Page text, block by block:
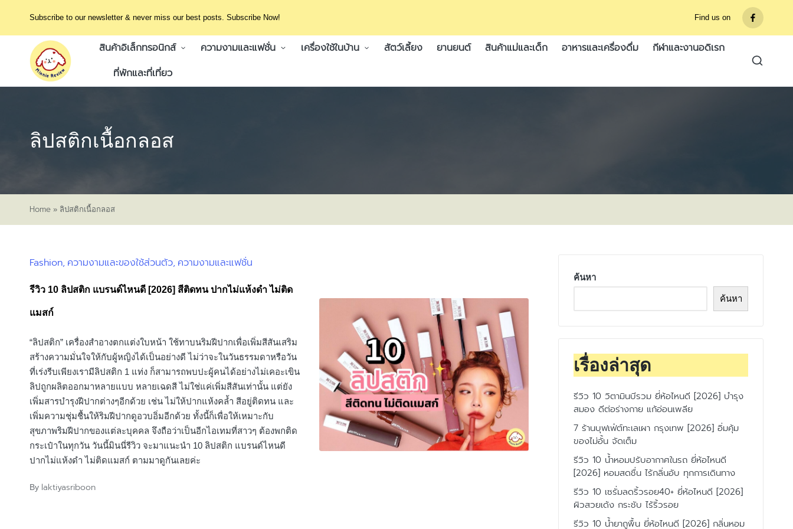
Subscribe to our newsletter & never miss our best posts. Subscribe Now! Find us on
รายการ
เมนู
สินค้าอิเล็กทรอนิกส์ ความงามและแฟชั่น เครื่องใช้ในบ้าน สัตว์เลี้ยง ยานยนต์ สินค้าแม่และเด็ก อาหารและเครื่องดื่ม
กีฬาและงานอดิเรก
ที่พักและที่เที่ยว
ลิปสติกเนื้อกลอส
Home » ลิปสติกเนื้อกลอส
Posted
Fashion ความงามและของใช้ส่วนตัว ความงามและแฟชั่น
รีวิว 10 ลิปสติก แบรนด์ไหนดี [2026] สีติดทน ปากไม่แห้งดำ ไม่ติด
แมสก์
“ลิปสติก” เครื่องสำอางตกแต่งใบหน้า ใช้ทาบนริมฝีปากเพื่อเพิ่มสีสันเสริม
สร้างความมั่นใจให้กับผู้หญิงได้เป็นอย่างดี ไม่ว่าจะในวันธรรมดาหรือวัน
ที่เร่งรีบเพียงเรามีลิปสติก 1 แท่ง ก็สามารถพบปะผู้คนได้อย่างไม่เคอะเขิน
ลิปถูกผลิตออกมาหลายแบบ หลายเฉดสี ไม่ใช่แค่เพิ่มสีสันเท่านั้น แต่ยัง
เพิ่มสารบำรุงฝีปากต่างๆอีกด้วย เช่น ไม่ให้ปากแห้งคล้ำ สีอยู่ติดทน และ
เพิ่มความชุ่มชื้นให้ริมฝีปากดูอวบอิ่มอีกด้วย ทั้งนี้ก็เพื่อให้เหมาะกับ
สุขภาพริมฝีปากของแต่ละบุคคล จึงถือว่าเป็นอีกไอเทมที่สาวๆ ต้องพกติด
กระเป๋าในทุกวัน วันนี้มินนี่รีวิว จะมาแนะนำ 10 ลิปสติก แบรนด์ไหนดี
ปากไม่แห้งดำ ไม่ติดแมสก์ ตามมาดูกันเลยค่ะ
Posted
By laktiyasriboon
ค้นหา
ค้นหา
เรื่องล่าสุด
รีวิว 10 วิตามินบีรวม ยี่ห้อไหนดี [2026] บำรุง
สมอง ดีต่อร่างกาย แก้อ่อนเพลีย
7 ร้านบุฟเฟ่ต์ทะเลเผา กรุงเทพ [2026] อิ่มคุ้ม
ของไม่อั้น จัดเต็ม
รีวิว 10 น้ำหอมปรับอากาศในรถ ยี่ห้อไหนดี
[2026] หอมสดชื่น ไร้กลิ่นอับ ทุกการเดินทาง
รีวิว 10 เซรั่มลดริ้วรอย40+ ยี่ห้อไหนดี [2026]
ผิวสวยเด้ง กระชับ ไร้ริ้วรอย
รีวิว 10 น้ำยาถูพื้น ยี่ห้อไหนดี [2026] กลิ่นหอม